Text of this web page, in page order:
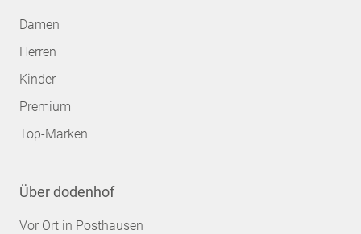
Damen
Herren
Kinder
Premium
Top-Marken
Über dodenhof
Vor Ort in Posthausen